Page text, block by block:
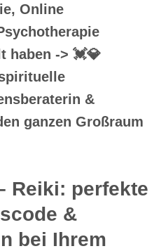
Online
haben -> 💓️💎
&
ganzen Großraum
Reiki: perfekte
&
bei Ihrem